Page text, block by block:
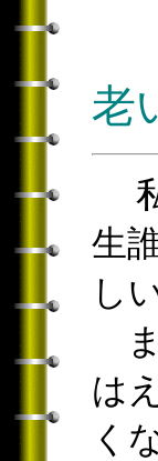
老
私
生
し
ま
は
く